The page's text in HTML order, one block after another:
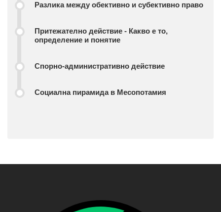
Разлика между обективно и субективно право
Притежателно действие - Какво е то,
определение и понятие
Спорно-административно действие
Социална пирамида в Месопотамия